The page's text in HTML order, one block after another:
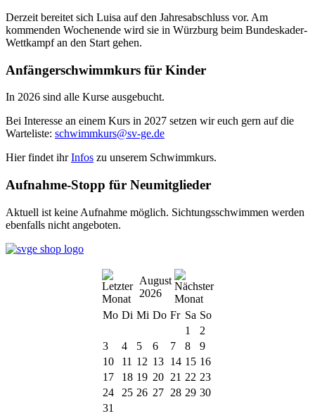
Derzeit bereitet sich Luisa auf den Jahresabschluss vor. Am
kommenden Wochenende wird sie in Würzburg beim Bundeskader-
Wettkampf an den Start gehen.
Anfängerschwimmkurs für Kinder
In 2026 sind alle Kurse ausgebucht.
Bei Interesse an einem Kurs in 2027 setzen wir euch gern auf die
Warteliste: schwimmkurs@sv-ge.de
Hier findet ihrInfos zu unserem Schwimmkurs.
Aufnahme-Stopp für Neumitglieder
Aktuell ist keine Aufnahme möglich. Sichtungsschwimmen werden
ebenfalls nicht angeboten.
August
2026
Mo Di Mi Do Fr Sa So
1
2
3
4 5 6 7 8
9
10
11 12 13 14 15 16
17
18 19 20 21 22 23
24
25 26 27 28 29 30
31